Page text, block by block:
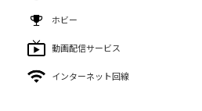
ホビー
動画配信サービス
インターネット回線